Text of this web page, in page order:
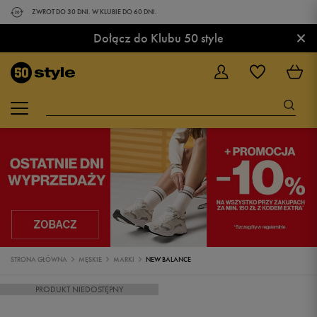
ZWROT DO 30 DNI. W KLUBIE DO 60 DNI.
Dołącz do Klubu 50 style ×
STRONA GŁÓWNA MĘSKIE MARKI NEW BALANCE
PRODUKT NIEDOSTĘPNY